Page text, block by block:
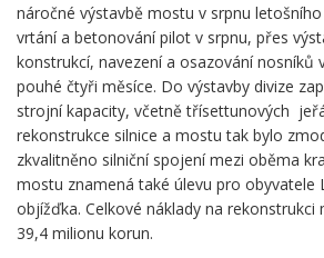
náročné výstavbě mostu v srpnu
vrtání a betonování pilot v srpnu, přes
konstrukcí, navezení a osazování nosníků
pouhé čtyři měsíce. Do výstavby divize
strojní kapacity, včetně třísettunových
rekonstrukce silnice a mostu tak bylo
zkvalitněno silniční spojení mezi oběma
mostu znamená také úlevu pro obyvatele
objížďka. Celkové náklady na rekonstrukci
39,4 milionu korun.